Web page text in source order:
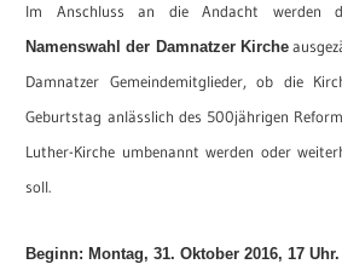
Im Anschluss an die Andacht werden
Namenswahl der Damnatzer Kirche
Damnatzer Gemeindemitglieder, ob die
Geburtstag anlässlich des 500jährigen
Luther-Kirche umbenannt werden oder
soll.
Beginn: Montag, 31. Oktober 2016, 17 Uhr.